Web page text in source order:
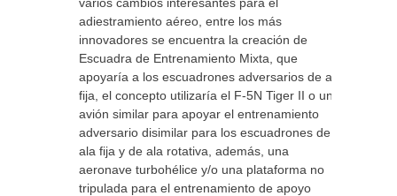
adiestramiento aéreo, entre los más
innovadores se encuentra la creación de
Escuadra de Entrenamiento Mixta, que
apoyaría a los escuadrones adversarios de ala
fija, el concepto utilizaría el F-5N Tiger II o un
avión similar para apoyar el entrenamiento
adversario disimilar para los escuadrones de
ala fija y de ala rotativa, además, una
aeronave turbohélice y/o una plataforma no
tripulada para el entrenamiento de apoyo